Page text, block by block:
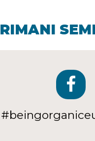
RIMANI